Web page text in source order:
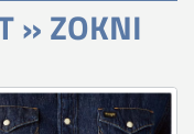
» ZOKNI